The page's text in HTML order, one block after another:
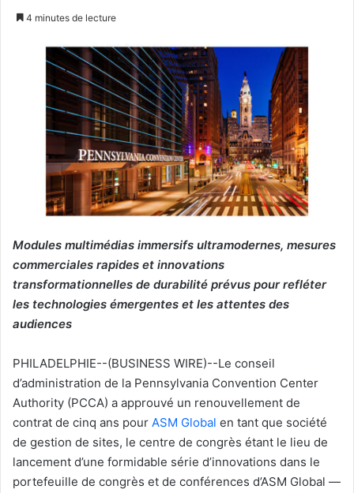
4 minutes de lecture
Modules multimédias immersifs ultramodernes, mesures
commerciales rapides et innovations
transformationnelles de durabilité prévus pour refléter
les technologies émergentes et les attentes des
audiences
PHILADELPHIE--(BUSINESS WIRE)--Le conseil
d’administration de la Pennsylvania Convention Center
Authority (PCCA) a approuvé un renouvellement de
contrat de cinq ans pour ASM Global en tant que société
de gestion de sites, le centre de congrès étant le lieu de
lancement d’une formidable série d’innovations dans le
portefeuille de congrès et de conférences d’ASM Global —